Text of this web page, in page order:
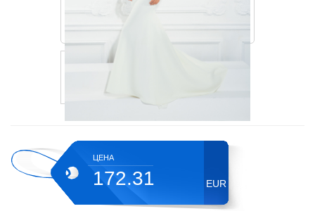
ЦЕНА
172.31 EUR